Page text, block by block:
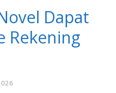
Dapat
Rekening